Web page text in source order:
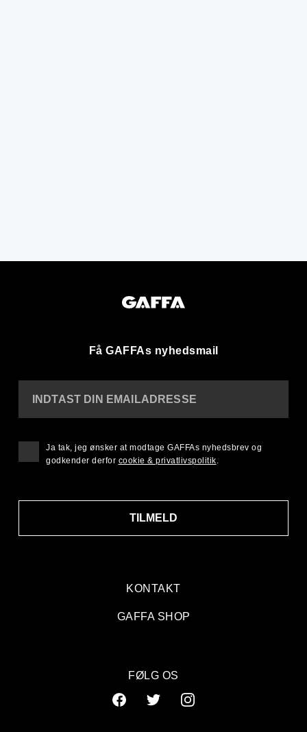
Få GAFFAs nyhedsmail
KONTAKT
GAFFA SHOP
INDTAST DIN EMAILADRESSE
TILMELD
Ja tak, jeg ønsker at modtage GAFFAs nyhedsbrev og
godkender derfor cookie & privatlivspolitik.
FØLG OS